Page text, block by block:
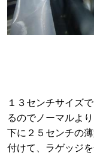
１３センチサイズ
るのでノーマルよ
下に２５センチの
付けて、ラゲッジ